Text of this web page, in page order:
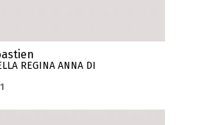
REGINA ANNA DI